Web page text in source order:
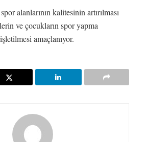
alanlarının kalitesinin artırılması
ve çocukların spor yapma
amaçlanıyor.